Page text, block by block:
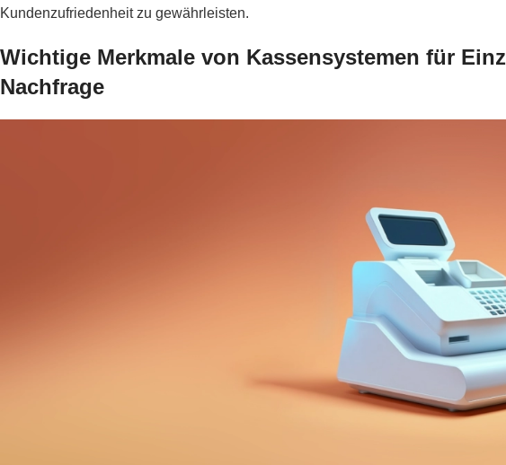
Kundenzufriedenheit zu gewährleisten.
Wichtige Merkmale von Kassensystemen für
Nachfrage